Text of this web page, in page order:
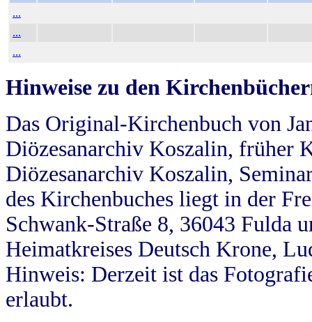
...
...
...
Hinweise zu den
Das Original-Kirchenbuch von
Diözesanarchiv Koszalin, früher
Diözesanarchiv Koszalin,
des Kirchenbuches liegt in der
Schwank-Straße 8, 36043 Fulda
Heimatkreises Deutsch Krone,
Hinweis: Derzeit ist das
erlaubt.